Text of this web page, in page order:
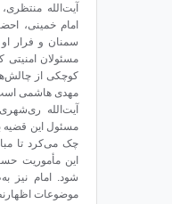
‌آیت‌الله
امام خمینی،
سمنان و فرار او
مسئولان
کوچکی از
مهدی هاشمی
‌آیت‌الله
مسئول این قضیه
چک می‌کرد تا
این مأموریت
شود. امام نیز
موضوعات